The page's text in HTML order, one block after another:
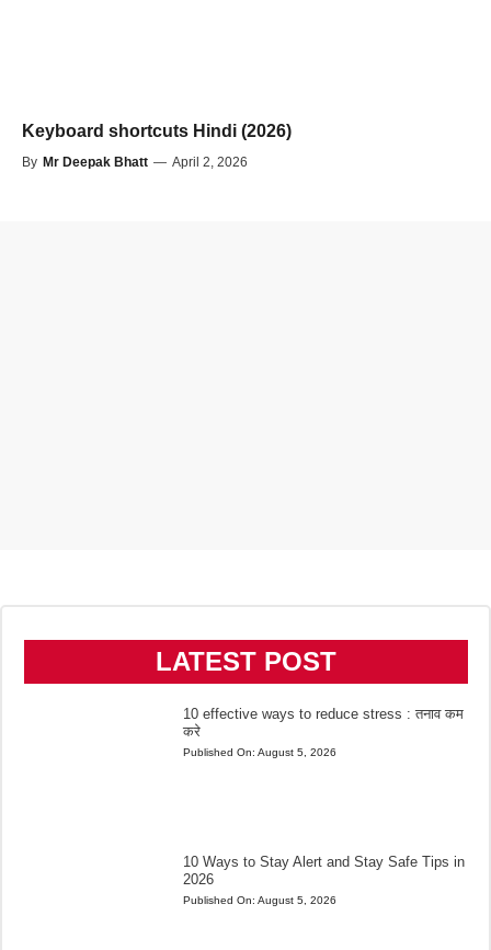
Keyboard shortcuts Hindi (2026)
By Mr Deepak Bhatt — April 2, 2026
LATEST POST
10 effective ways to reduce stress : तनाव कम
करे
Published On: August 5, 2026
10 Ways to Stay Alert and Stay Safe Tips in
2026
Published On: August 5, 2026